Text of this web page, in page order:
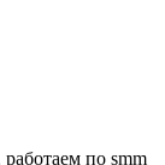
по smm